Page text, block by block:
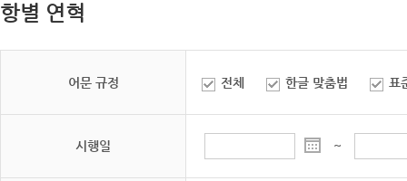
항별 연혁
어문 규정 전체 한글 맞춤법 표
시행일 ~